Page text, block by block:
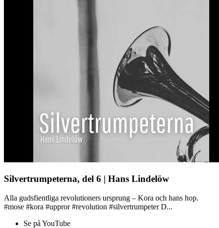
Silvertrumpeterna, del 6 | Hans Lindelöw
Alla gudsfientliga revolutioners ursprung – Kora och hans hop.
#mose #kora #uppror #revolution #silvertrumpeter D...
Se på YouTube